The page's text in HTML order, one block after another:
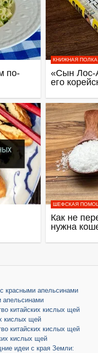
по-
КНИЖНАЯ ПОЛКА
«Сын Лос-
его
ШЕФСКАЯ
Как не
нужна
красными апельсинами
апельсинами
китайских кислых щей
кислых щей
китайских кислых щей
кислых щей
идеи с края Земли: